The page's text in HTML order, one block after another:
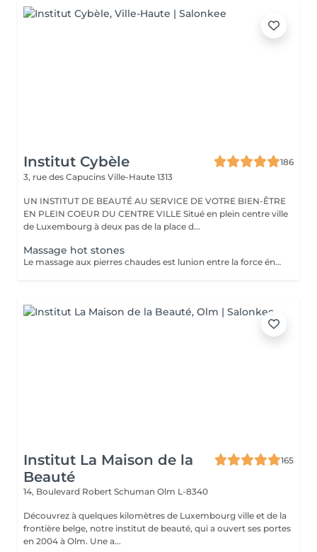
Institut Cybèle
186
3, rue des Capucins Ville-Haute 1313
UN INSTITUT DE BEAUTÉ AU SERVICE DE VOTRE BIEN-ÊTRE
EN PLEIN COEUR DU CENTRE VILLE Situé en plein centre ville
de Luxembourg à deux pas de la place d...
Massage hot stones
Le massage aux pierres chaudes est lunion entre la force énergétique des pierres, leurs chaleurs, leurs douceurs et la masseuse. Ce sont des pierres de basalte volcanique chauffées à une température entre 50 et 60 degrés. Ce massage permet de lâcher prise, soulage les douleurs et relâche les nuds musculaires.
Institut La Maison de la
Beauté
165
14, Boulevard Robert Schuman Olm L-8340
Découvrez à quelques kilomètres de Luxembourg ville et de la
frontière belge, notre institut de beauté, qui a ouvert ses portes
en 2004 à Olm. Une a...